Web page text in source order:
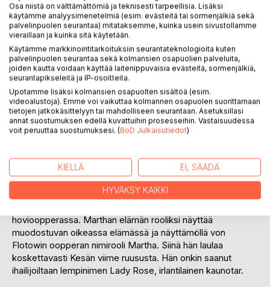
Lisää muistilistalle
Arvostele tuote
KUVAUS
Martha O´Brienistä on kasvanut Dublinissa opettajansa
professori Ryanin kulttuurikodissa älykäs ja rakastettava
nuori nainen. Onnistuneen ensikonsertin jälkeen hänellä on
kysyntää maailmalla. Liikuttava Micaela Carmen-
hovioopperassa. Marthan elämän rooliksi näyttää
muodostuvan oikeassa elämässä ja näyttämöllä von
Flotowin oopperan nimirooli Martha. Siinä hän laulaa
koskettavasti Kesän viime ruususta. Hän onkin saanut
ihailijoiltaan lempinimen Lady Rose, irlantilainen kaunotar.
Osa niistä on välttämättömiä ja teknisesti tarpeellisia. Lisäksi
käytämme analyysimenetelmiä (esim. evästeitä tai sormenjälkiä sekä
palvelinpuolen seurantaa) mitataksemme, kuinka usein sivustollamme
vieraillaan ja kuinka sitä käytetään.
Käytämme markkinointitarkoituksiin seurantateknologioita kuten
palvelinpuolen seurantaa sekä kolmansien osapuolien palveluita,
joiden kautta voidaan käyttää laiteriippuvaisia evästeitä, sormenjälkiä,
seurantapikseleitä ja IP-osoitteita.
Upotamme lisäksi kolmansien osapuolten sisältöä (esim.
videoalustoja). Emme voi vaikuttaa kolmannen osapuolen suorittamaan
tietojen jatkokäsittelyyn tai mahdolliseen seurantaan. Asetuksillasi
annat suostumuksen edellä kuvattuihin prosesseihin. Vastaisuudessa
voit peruuttaa suostumuksesi. (BoD Julkaisutiedot)
KIELLÄ EI, SÄÄDÄ
HYVÄKSY KAIKKI